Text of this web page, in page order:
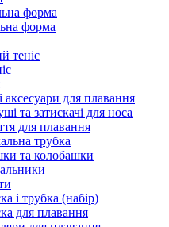
форма
форма
теніс
аксесуари для плавання
та затискачі для носа
для плавання
трубка
та колобашки
і трубка (набір)
для плавання